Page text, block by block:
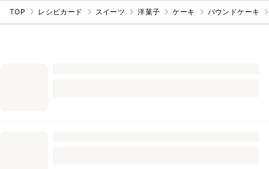
TOP レシピカード スイーツ 洋菓子 ケーキ パウンドケーキ